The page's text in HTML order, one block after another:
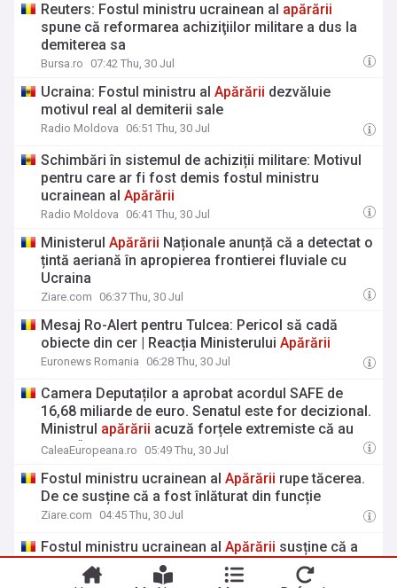
Reuters: Fostul ministru ucrainean al apărării
spune că reformarea achiziţiilor militare a dus la
demiterea sa
Bursa.ro 07:42 Thu, 30 Jul
Ucraina: Fostul ministru alApărării dezvăluie
motivul real al demiterii sale
Radio Moldova 06:51 Thu, 30 Jul
Schimbări în sistemul de achiziții militare: Motivul
pentru care ar fi fost demis fostul ministru
ucrainean alApărării
Radio Moldova 06:41 Thu, 30 Jul
MinisterulApărării Naționale anunță că a detectat o
țintă aeriană în apropierea frontierei fluviale cu
Ucraina
Ziare.com 06:37 Thu, 30 Jul
Mesaj Ro-Alert pentru Tulcea: Pericol să cadă
obiecte din cer | Reacția MinisteruluiApărării
Euronews Romania 06:28 Thu, 30 Jul
Camera Deputaților a aprobat acordul SAFE de
16,68 miliarde de euro. Senatul este for decizional.
Ministrul apărării acuză forțele extremiste că au
votat “împotrivaapărării României”
CaleaEuropeana.ro 05:49 Thu, 30 Jul
Fostul ministru ucrainean alApărării rupe tăcerea.
De ce susține că a fost înlăturat din funcție
Ziare.com 04:45 Thu, 30 Jul
Fostul ministru ucrainean alApărării susține că a
fost demis din cauza reformei achizițiilor militare
Mediafax 02:33 Thu, 30 Jul